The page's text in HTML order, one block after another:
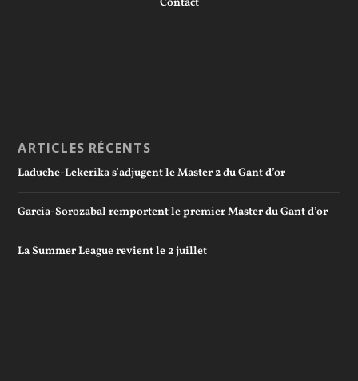
ARTICLES RÉCENTS
Laduche-Lekerika s’adjugent le Master 2 du Gant d’or
Garcia-Sorozabal remportent le premier Master du Gant d’or
La Summer League revient le 2 juillet